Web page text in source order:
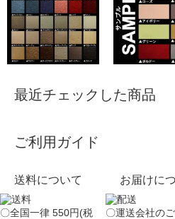
最近チェックした商品
ご利用ガイド
送料について
〇全国一律 550円(税
お届けに
〇運送会社の